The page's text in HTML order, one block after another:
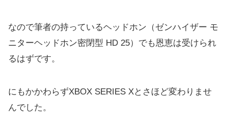
なので筆者の持っているヘッドホン（ゼンハイザー モ
ニターヘッドホン密閉型 HD 25）でも恩恵は受けられ
るはずです。
にもかかわらずXBOX SERIES Xとさほど変わりませ
んでした。